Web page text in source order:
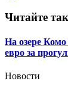
Читайте
На озере Комо
евро за
Новости